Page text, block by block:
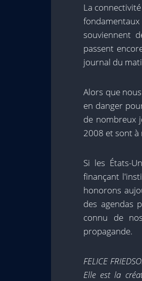
La
souviennent
passent
journal du
Alors que
en danger
de nombreux
2008 et sont à
Si les États-
finançant
honorons
des agendas
connu de
propagande.
FELICE
Elle est la